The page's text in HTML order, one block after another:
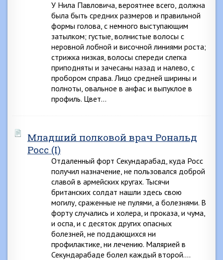
У Нила Павловича, вероятнее всего, должна
была быть средних размеров и правильной
формы голова, с немного выступающим
затылком; густые, волнистые волосы с
неровной лобной и височной линиями роста;
стрижка низкая, волосы спереди слегка
приподняты и зачесаны назад и налево, с
пробором справа. Лицо средней ширины и
полноты, овальное в анфас и выпуклое в
профиль. Цвет…
Младший полковой врач Рональд
Росс (I)
Отдаленный форт Секундарабад, куда Росс
получил назначение, не пользовался доброй
славой в армейских кругах. Тысячи
британских солдат нашли здесь свою
могилу, сраженные не пулями, а болезнями. В
форту случались и холера, и проказа, и чума,
и оспа, и с десяток других опасных
болезней, не поддающихся ни
профилактике, ни лечению. Малярией в
Секундарабаде болел каждый второй….